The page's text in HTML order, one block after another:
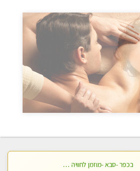
בכפר -סבא -מוזמן לחוויה בלתי נשכחת!!!עיסוי מפנק ביותר מומלץ לחלוטין!!!